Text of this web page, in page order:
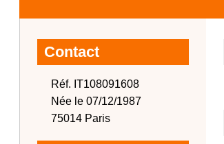
Contact
Réf. IT108091608
Née le 07/12/1987
75014 Paris